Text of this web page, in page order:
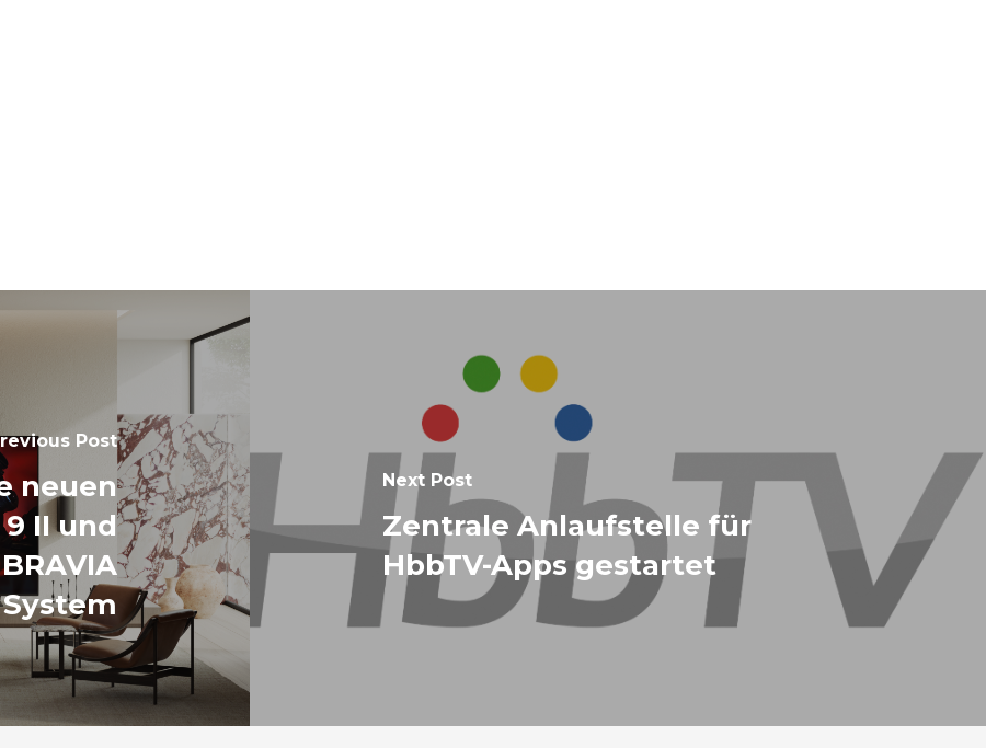
Post
neuen
9 II und
Next Post
Zentrale Anlaufstelle für
HbbTV-Apps gestartet